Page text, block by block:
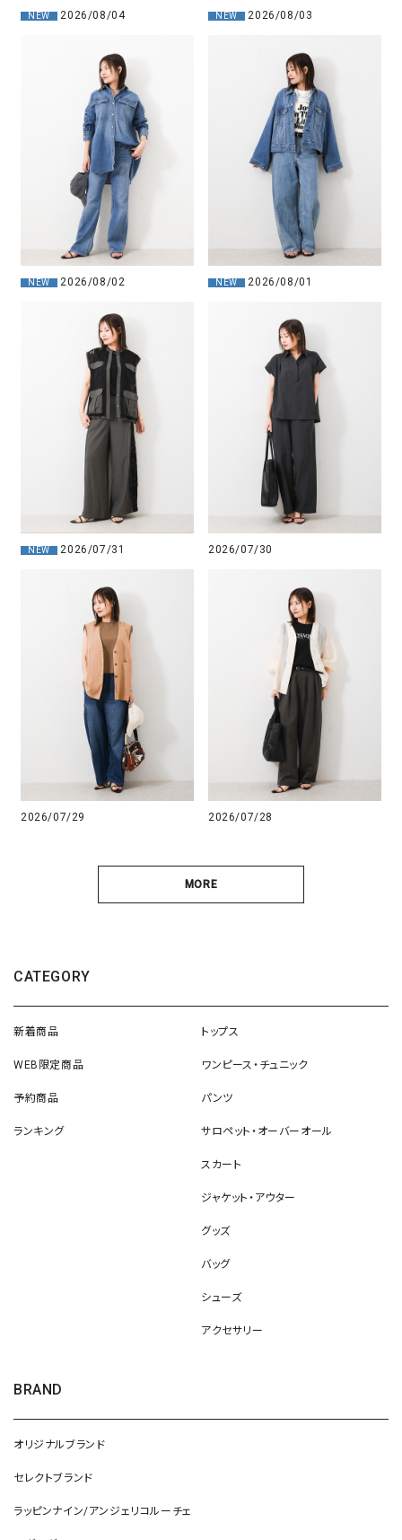
NEW 2026/08/04 NEW 2026/08/03
NEW 2026/08/02 NEW 2026/08/01
NEW 2026/07/31 2026/07/30
2026/07/29 2026/07/28
MORE
CATEGORY
新着商品
WEB限定商品
予約商品
ランキング
トップス
ワンピース・チュニック
パンツ
サロペット・オーバーオール
スカート
ジャケット・アウター
グッズ
バッグ
シューズ
アクセサリー
BRAND
オリジナルブランド
セレクトブランド
ラッピンナイン/アンジェリコルーチェ